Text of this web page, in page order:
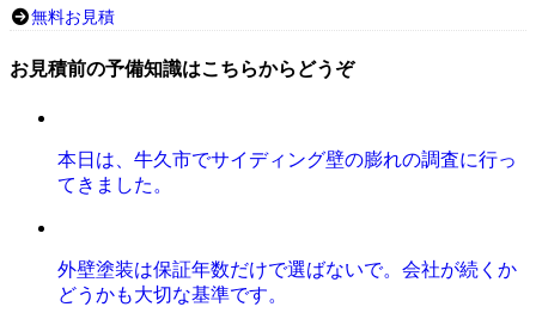
無料お見積
お見積前の予備知識はこちらからどうぞ
本日は、牛久市でサイディング壁の膨れの調査に行っ
てきました。
外壁塗装は保証年数だけで選ばないで。会社が続くか
どうかも大切な基準です。